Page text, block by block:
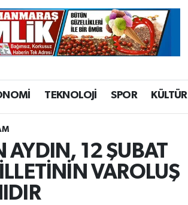
TEKNOLOJİ SPOR KÜLTÜR
AYDIN, 12 ŞUBAT
VAROLUŞ
Durumu ve Fikstür